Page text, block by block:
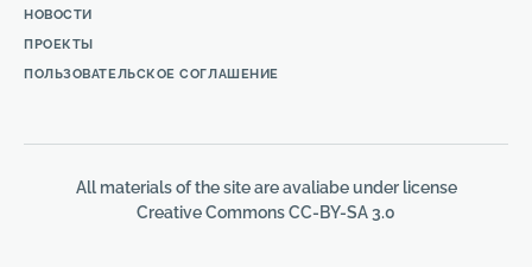
НОВОСТИ
ПРОЕКТЫ
ПОЛЬЗОВАТЕЛЬСКОЕ СОГЛАШЕНИЕ
All materials of the site are avaliabe under license
Creative Commons СС-BY-SA 3.0